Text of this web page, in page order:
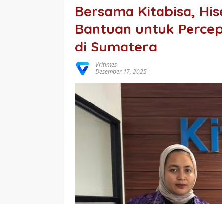
Bersama Kitabisa,
Bantuan untuk
di Sumatera
Vritimes
Desember 17, 2025